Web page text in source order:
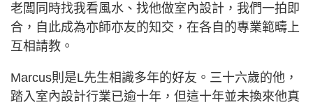
老闆同時找我看風水、找他做室內設計，我們一拍即
合，自此成為亦師亦友的知交，在各自的專業範疇上
互相請教。
Marcus則是L先生相識多年的好友。三十六歲的他，
踏入室內設計行業已逾十年，但這十年並未換來他真